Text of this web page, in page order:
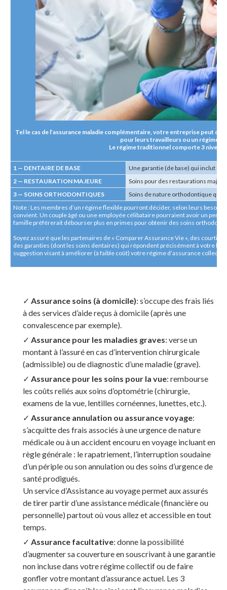
Tel le cas de l’assurance maladie complémentaire, votre entreprise peut
pour leurs travailleurs ou un régime
Le régime traditionnel comporte 3
1 — DENTAIRE DE BASE
Une garantie (de base) qui inclut
2 — RESTAURATION MAJEURE
Soins pour des restaurations
3 — SOINS ORTHODONTIQUES
Soins de nature orthodontique qui
Note : Les membres d’un régime flexible pourront décider, selon leurs
convient. Un couple âgé ou une employée célibataire pourraient avoir un
famille préférerait débourser plus en primes pour obtenir des soins
Soyez assuré que les partenaires de « Comparer Assurance Vie », des
des garanties (dont les soins dentaires) qui répondent précisément à votre
suggestion visant à améliorer (à faible coût) votre régime d’assurance
✓ Assurance soins (à domicile): s’occupe des frais liés
à des services d’aide reçus à domicile (après une
convalescence par exemple).
✓ Assurance pour les maladies graves: verse un
montant à l’assuré en cas d’intervention chirurgicale
(admissible) ou de diagnostic d’une maladie (grave).
✓ Assurance pour les soins pour la vue: rembourse
les coûts reliés aux soins d’optométrie (chirurgie,
examens de la vue, lentilles cornéennes, lunettes, etc.).
✓ Assurance annulation ou assurance voyage:
s’acquitte des frais associés à une urgence de nature
médicale ou à un accident encouru en voyage incluant en
règle générale : le rapatriement, l’interruption soudaine
d’un périple ou son annulation ou des soins d’urgence de
santé prodigués.
Un service d’Assistance au voyage permet aux assurés
de tirer partir d’une assistance médicale (financière ou
personnelle) partout où vous allez et accessible en tout
temps.
✓ Assurance facultative: donne la possibilité
d’augmenter sa couverture en souscrivant à une garantie
non incluse dans votre régime collectif ou de faire
gonfler votre montant d’assurance actuel. Les 3